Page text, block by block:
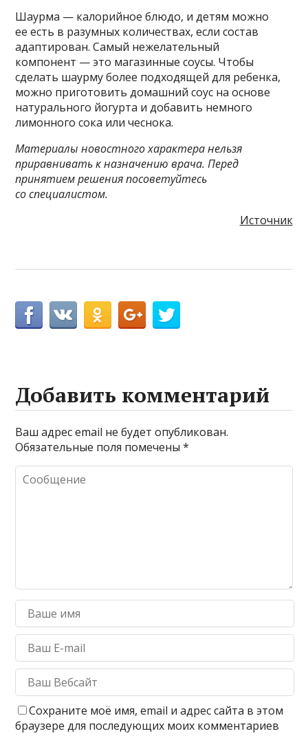
Шаурма — калорийное блюдо, и детям можно
ее есть в разумных количествах, если состав
адаптирован. Самый нежелательный
компонент — это магазинные соусы. Чтобы
сделать шаурму более подходящей для ребенка,
можно приготовить домашний соус на основе
натурального йогурта и добавить немного
лимонного сока или чеснока.
Материалы новостного характера нельзя
приравнивать к назначению врача. Перед
принятием решения посоветуйтесь
со специалистом.
Источник
Добавить комментарий
Ваш адрес email не будет опубликован.
Обязательные поля помечены*
Сохраните моё имя, email и адрес сайта в этом
браузере для последующих моих комментариев